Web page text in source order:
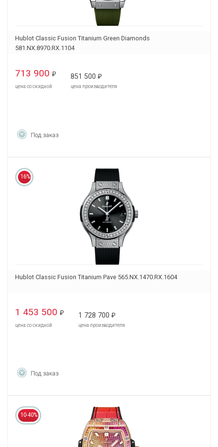
Hublot Classic Fusion Titanium Green Diamonds
581.NX.8970.RX.1104
713 900 ₽
цена со скидкой
851 500 ₽
цена производителя
Под заказ
16%
Hublot Classic Fusion Titanium Pave 565.NX.1470.RX.1604
1 453 500 ₽
цена со скидкой
1 728 700 ₽
цена производителя
Под заказ
10-40%